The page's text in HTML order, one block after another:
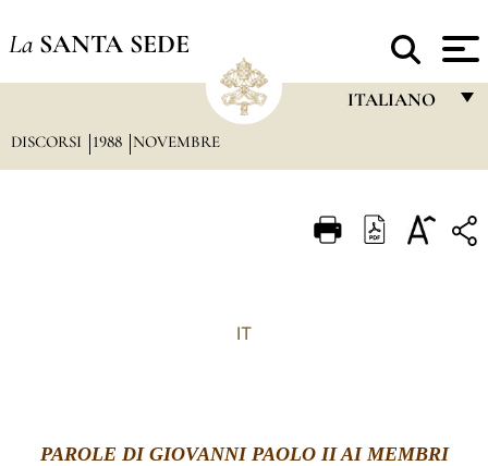
La SANTA SEDE
ITALIANO
ITALIANO
DISCORSI 1988 NOVEMBRE
IT
PAROLE DI GIOVANNI PAOLO II AI MEMBRI